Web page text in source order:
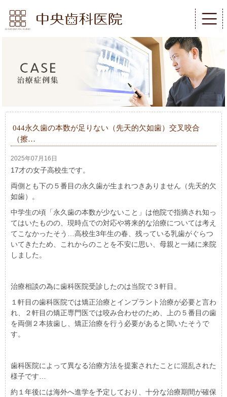
044永久歯の本数が足りない（先天的欠如歯）交叉咬合
（擦…
2025年07月16日
17才の女子高校生です。
両側とも下の５番目の永久歯が生まれつきありません（先天的欠
如歯）。
中学生の頃「永久歯の本数が少ないこと」は他院で指摘され知っ
てはいたものの、現時点での対応や将来的な治療については考え
てこなかったそう…高校生3年生の春、残っている乳歯がぐらつ
いてきたため、これからのことを不安に思い、母親と一緒に来院
しました。
治療相談の為に歯科医院受診したのは当院で３軒目。
１軒目の歯科医院では矯正治療とインプラント治療が必要と言わ
れ、２軒目の矯正専門医では咬み合わせのため、上の５番目の歯
を両側２本抜歯し、矯正治療を行う必要があると聞いたそうで
す。
歯科医院によって異なる治療方法を提案されたことに混乱された
様子です…
約１年後には海外へ進学を予定しており、十分な治療期間が確保